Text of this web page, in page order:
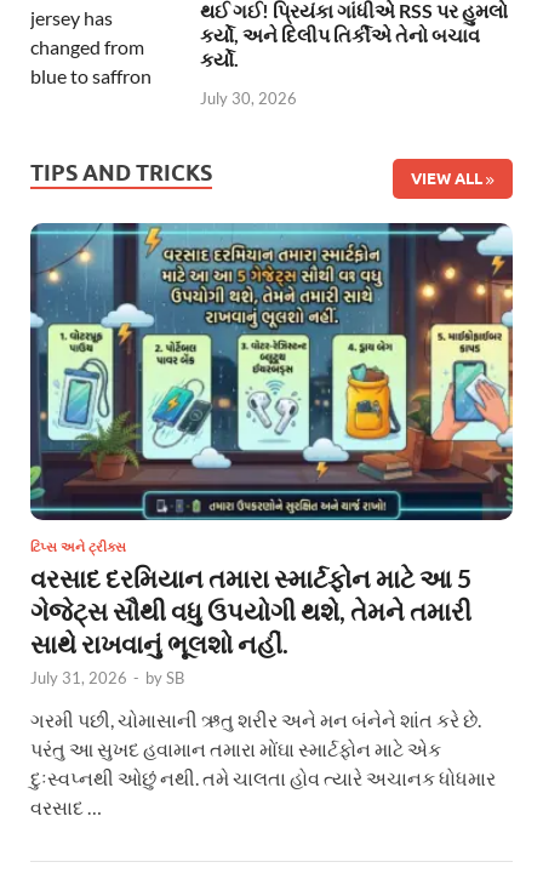
થઈ ગઈ! પ્રિયંકા ગાંધીએ RSS પર હુમલો
કર્યો, અને દિલીપ તિર્કીએ તેનો બચાવ
કર્યો.
July 30, 2026
TIPS AND TRICKS VIEW ALL
ટિપ્સ અને ટ્રીક્સ
વરસાદ દરમિયાન તમારા સ્માર્ટફોન માટે આ 5
ગેજેટ્સ સૌથી વધુ ઉપયોગી થશે, તેમને તમારી
સાથે રાખવાનું ભૂલશો નહીં.
July 31, 2026 - bySB
ગરમી પછી, ચોમાસાની ઋતુ શરીર અને મન બંનેને શાંત કરે છે.
પરંતુ આ સુખદ હવામાન તમારા મોંઘા સ્માર્ટફોન માટે એક
દુઃસ્વપ્નથી ઓછું નથી. તમે ચાલતા હોવ ત્યારે અચાનક ધોધમાર
વરસાદ …